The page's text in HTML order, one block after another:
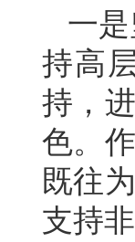
一
持高
持，
色。
既往
支持